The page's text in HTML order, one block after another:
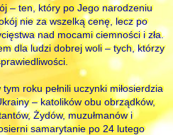
– ten, który po Jego narodzeniu
nie za wszelką cenę, lecz po
nad mocami ciemności i zła.
dla ludzi dobrej woli – tych, którzy
roku pełnili uczynki miłosierdzia
– katolików obu obrządków,
Żydów, muzułmanów i
samarytanie po 24 lutego